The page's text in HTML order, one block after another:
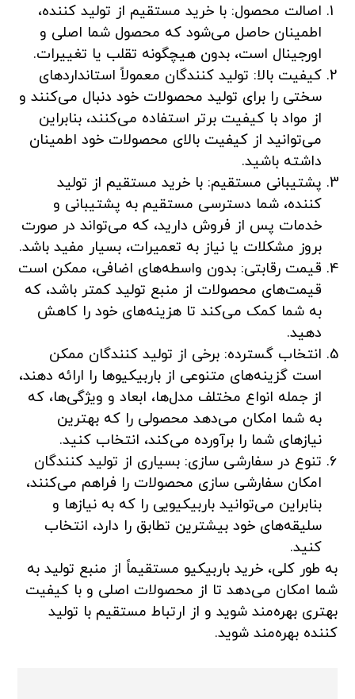
اصالت محصول: با خرید مستقیم از تولید کننده،
اطمینان حاصل می‌شود که محصول شما اصلی و
اورجینال است، بدون هیچگونه تقلب یا تغییرات.
کیفیت بالا: تولید کنندگان معمولاً استانداردهای
سختی را برای تولید محصولات خود دنبال می‌کنند و
از مواد با کیفیت برتر استفاده می‌کنند، بنابراین
می‌توانید از کیفیت بالای محصولات خود اطمینان
داشته باشید.
پشتیبانی مستقیم: با خرید مستقیم از تولید
کننده، شما دسترسی مستقیم به پشتیبانی و
خدمات پس از فروش دارید، که می‌تواند در صورت
بروز مشکلات یا نیاز به تعمیرات، بسیار مفید باشد.
قیمت رقابتی: بدون واسطه‌های اضافی، ممکن است
قیمت‌های محصولات از منبع تولید کمتر باشد، که
به شما کمک می‌کند تا هزینه‌های خود را کاهش
دهید.
انتخاب گسترده: برخی از تولید کنندگان ممکن
است گزینه‌های متنوعی از باربیکیوها را ارائه دهند،
از جمله انواع مختلف مدل‌ها، ابعاد و ویژگی‌ها، که
به شما امکان می‌دهد محصولی را که بهترین
نیاز‌های شما را برآورده می‌کند، انتخاب کنید.
تنوع در سفارشی سازی: بسیاری از تولید کنندگان
امکان سفارشی سازی محصولات را فراهم می‌کنند،
بنابراین می‌توانید باربیکیویی را که به نیازها و
سلیقه‌های خود بیشترین تطابق را دارد، انتخاب
کنید.
به طور کلی، خرید باربیکیو مستقیماً از منبع تولید به
شما امکان می‌دهد تا از محصولات اصلی و با کیفیت
بهتری بهره‌مند شوید و از ارتباط مستقیم با تولید
کننده بهره‌مند شوید.